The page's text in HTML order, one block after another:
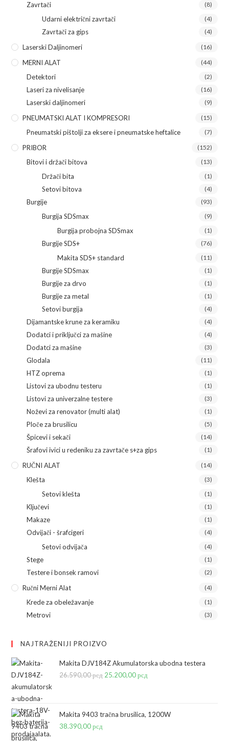
Zavrtači (8)
Udarni električni zavrtači (4)
Zavrtači za gips (4)
Laserski Daljinomeri (16)
MERNI ALAT (44)
Detektori (2)
Laseri za nivelisanje (16)
Laserski daljinomeri (9)
PNEUMATSKI ALAT I KOMPRESORI (15)
Pneumatski pištolji za eksere i pneumatske heftalice (7)
PRIBOR (152)
Bitovi i držači bitova (13)
Držači bita (1)
Setovi bitova (4)
Burgije (93)
Burgija SDSmax (9)
Burgija probojna SDSmax (1)
Burgije SDS+ (76)
Makita SDS+ standard (11)
Burgije SDSmax (1)
Burgije za drvo (1)
Burgije za metal (1)
Setovi burgija (4)
Dijamantske krune za keramiku (4)
Dodatci i priključci za mašine (4)
Dodatci za mašine (3)
Glodala (11)
HTZ oprema (1)
Listovi za ubodnu testeru (1)
Listovi za univerzalne testere (3)
Noževi za renovator (multi alat) (1)
Ploče za brusilicu (5)
Špicevi i sekači (14)
Šrafovi ivici u redeniku za zavrtače s+za gips (1)
RUČNI ALAT (14)
Klešta (3)
Setovi klešta (1)
Ključevi (1)
Makaze (1)
Odvijači - šrafcigeri (4)
Setovi odvijača (4)
Stege (1)
Testere i bonsek ramovi (2)
Ručni Merni Alat (4)
Krede za obeležavanje (1)
Metrovi (3)
NAJTRAŽENIJI PROIZVO
Makita DJV184Z Akumulatorska ubodna testera
26.590,00рсд Originalna
bila:
25.200,00рсд
25.200,00 рсд.
Makita 9403 tračna brusilica, 1200W
38.390,00рсд